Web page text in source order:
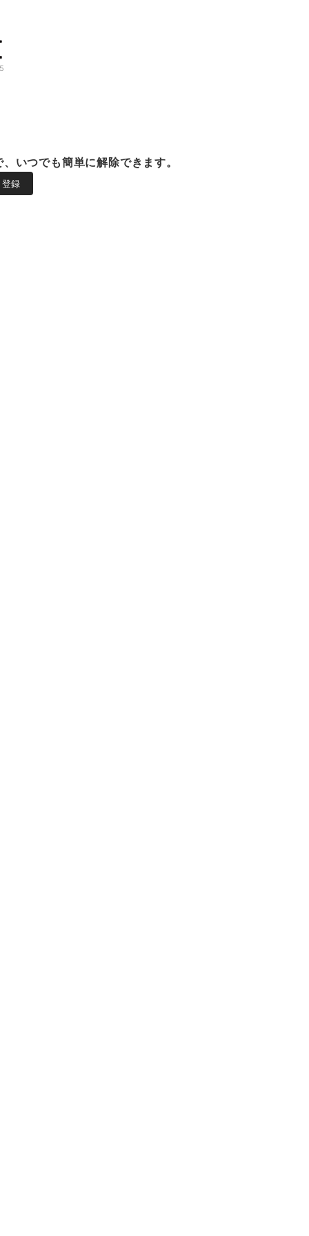
いつでも簡単に解除できます。
登録